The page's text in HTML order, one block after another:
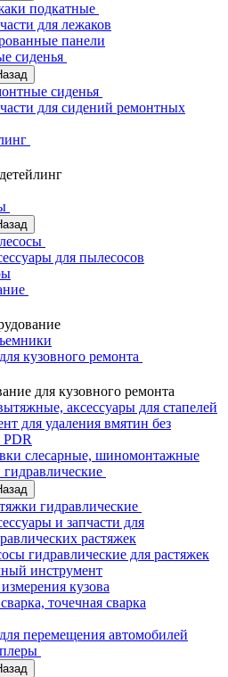
подкатные
для лежаков
панели
сиденья
сиденья
для сидений ремонтных
для пылесосов
кузовного ремонта
для кузовного ремонта
аксессуары для стапелей
для удаления вмятин без
PDR
слесарные, шиномонтажные
гидравлические
и запчасти для
растяжек
гидравлические для растяжек
инструмент
кузова
точечная сварка
перемещения автомобилей